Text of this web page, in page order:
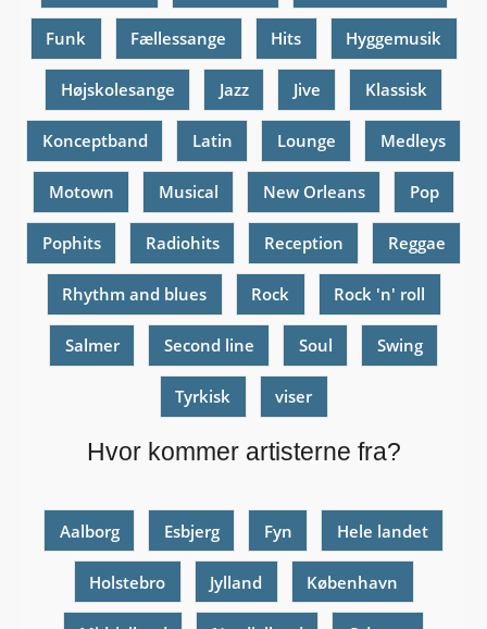
Funk Fællessange Hits Hyggemusik
Højskolesange Jazz Jive Klassisk
Konceptband Latin Lounge Medleys
Motown Musical New Orleans Pop
Pophits Radiohits Reception Reggae
Rhythm and blues Rock Rock 'n' roll
Salmer Second line Soul Swing
Tyrkisk viser
Hvor kommer artisterne fra?
Aalborg Esbjerg Fyn Hele landet
Holstebro Jylland København